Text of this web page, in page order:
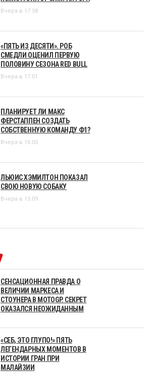
Вчера в 17:58
«ПЯТЬ ИЗ ДЕСЯТИ». РОБ
СМЕДЛИ ОЦЕНИЛ ПЕРВУЮ
ПОЛОВИНУ СЕЗОНА RED BULL
Вчера в 17:01
ПЛАНИРУЕТ ЛИ МАКС
ФЕРСТАППЕН СОЗДАТЬ
СОБСТВЕННУЮ КОМАНДУ Ф1?
Вчера в 16:05
ЛЬЮИС ХЭМИЛТОН ПОКАЗАЛ
СВОЮ НОВУЮ СОБАКУ
Вчера в 15:09
СЕНСАЦИОННАЯ ПРАВДА О
ВЕЛИЧИИ МАРКЕСА И
СТОУНЕРА В MOTOGP. СЕКРЕТ
ОКАЗАЛСЯ НЕОЖИДАННЫМ
«СЕБ, ЭТО ГЛУПО!» ПЯТЬ
ЛЕГЕНДАРНЫХ МОМЕНТОВ В
ИСТОРИИ ГРАН ПРИ
МАЛАЙЗИИ